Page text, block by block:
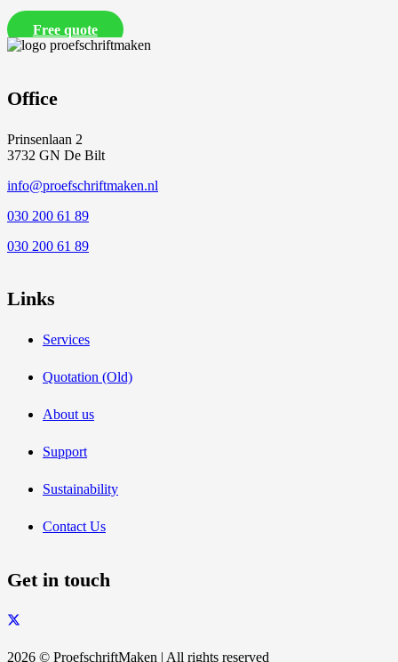
Free quote
Office
Prinsenlaan 2
3732 GN De Bilt
info@proefschriftmaken.nl
030 200 61 89
030 200 61 89
Links
Services
Quotation (Old)
About us
Support
Sustainability
Contact Us
Get in touch
2026 © ProefschriftMaken | All rights reserved